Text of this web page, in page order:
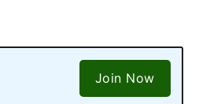
Join Now